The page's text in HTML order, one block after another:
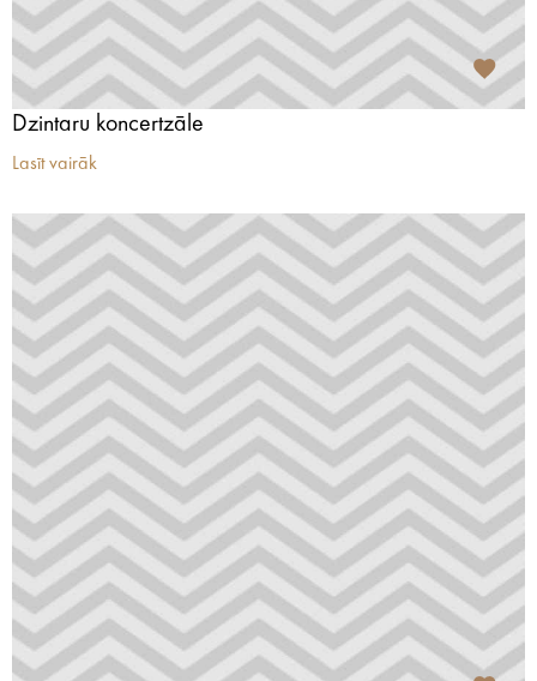
Dzintaru koncertzāle
Lasīt vairāk